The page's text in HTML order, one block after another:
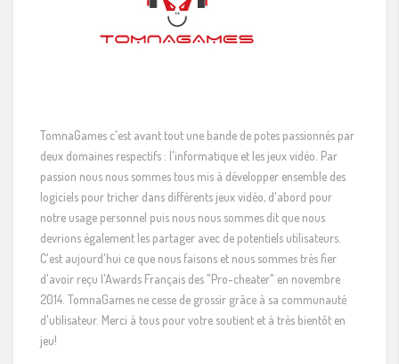
TomnaGames c'est avant tout une bande de potes passionnés par
deux domaines respectifs : l'informatique et les jeux vidéo. Par
passion nous nous sommes tous mis à développer ensemble des
logiciels pour tricher dans différents jeux vidéo, d'abord pour
notre usage personnel puis nous nous sommes dit que nous
devrions également les partager avec de potentiels utilisateurs.
C'est aujourd'hui ce que nous faisons et nous sommes très fier
d'avoir reçu l'Awards Français des "Pro-cheater" en novembre
2014. TomnaGames ne cesse de grossir grâce à sa communauté
d'utilisateur. Merci à tous pour votre soutient et à très bientôt en
jeu!